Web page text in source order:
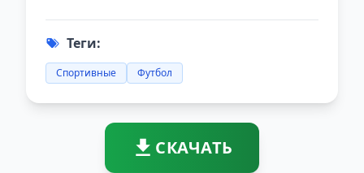
Теги:
Спортивные Футбол
СКАЧАТЬ